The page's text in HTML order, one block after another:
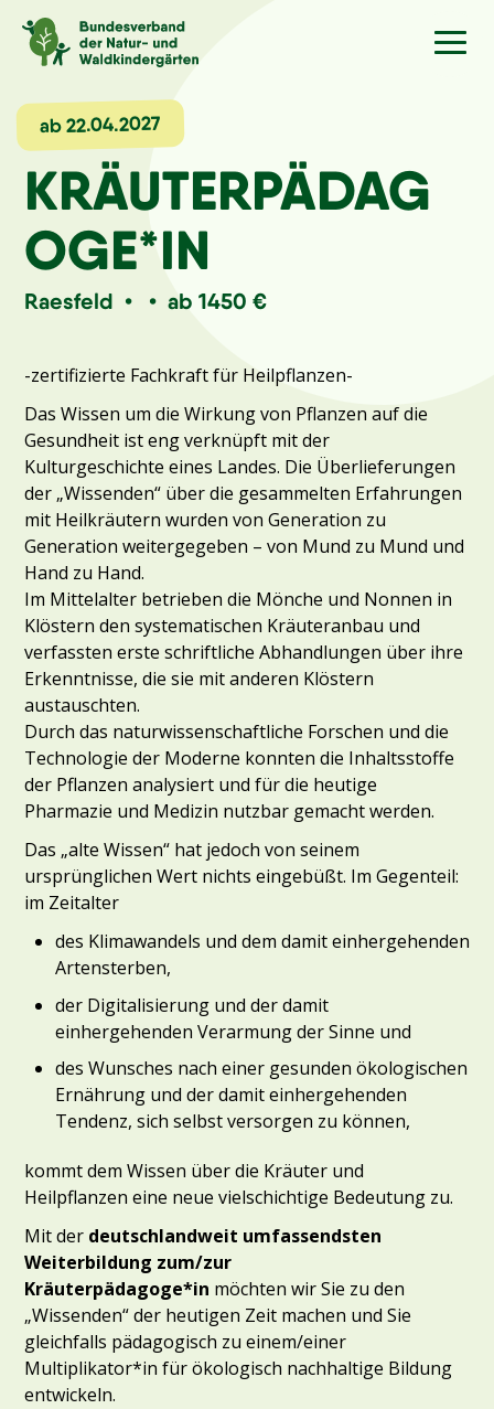
Sprache/Language
Aktuelles
Über uns
Kontakt
ab 22.04.2027
KRÄUTERPÄDAG
OGE*IN
Raesfeld • • ab 1450 €
-zertifizierte Fachkraft für Heilpflanzen-
Das Wissen um die Wirkung von Pflanzen auf die
Gesundheit ist eng verknüpft mit der
Kulturgeschichte eines Landes. Die Überlieferungen
der „Wissenden“ über die gesammelten Erfahrungen
mit Heilkräutern wurden von Generation zu
Generation weitergegeben – von Mund zu Mund und
Hand zu Hand.
Im Mittelalter betrieben die Mönche und Nonnen in
Klöstern den systematischen Kräuteranbau und
verfassten erste schriftliche Abhandlungen über ihre
Erkenntnisse, die sie mit anderen Klöstern
austauschten.
Durch das naturwissenschaftliche Forschen und die
Technologie der Moderne konnten die Inhaltsstoffe
der Pflanzen analysiert und für die heutige
Pharmazie und Medizin nutzbar gemacht werden.
Das „alte Wissen“ hat jedoch von seinem
ursprünglichen Wert nichts eingebüßt. Im Gegenteil:
im Zeitalter
des Klimawandels und dem damit einhergehenden
Artensterben,
der Digitalisierung und der damit
einhergehenden Verarmung der Sinne und
des Wunsches nach einer gesunden ökologischen
Ernährung und der damit einhergehenden
Tendenz, sich selbst versorgen zu können,
kommt dem Wissen über die Kräuter und
Heilpflanzen eine neue vielschichtige Bedeutung zu.
Mit der deutschlandweit umfassendsten
Weiterbildung zum/zur
Kräuterpädagoge*in möchten wir Sie zu den
„Wissenden“ der heutigen Zeit machen und Sie
gleichfalls pädagogisch zu einem/einer
Multiplikator*in für ökologisch nachhaltige Bildung
entwickeln.